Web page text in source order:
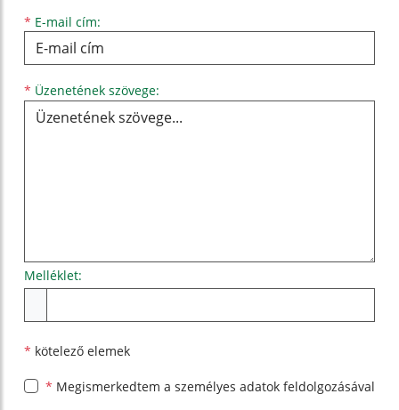
* E-mail cím:
* Üzenetének szövege:
Melléklet:
* kötelező elemek
* Megismerkedtem a személyes adatok feldolgozásával